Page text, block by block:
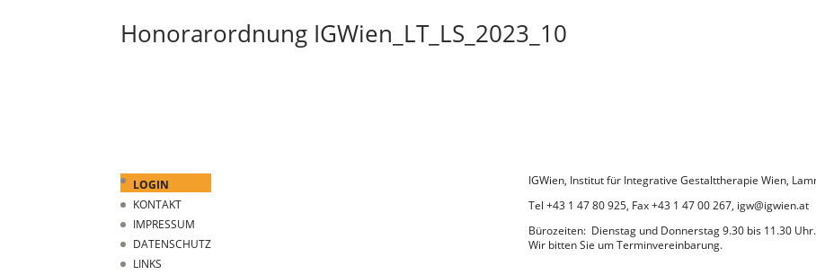
Honorarordnung IGWien_LT_LS_2023_10
LOGIN
KONTAKT
IMPRESSUM
DATENSCHUTZ
LINKS
IGWien, Institut für Integrative Gestalttherapie Wien,
Tel +43 1 47 80 925, Fax +43 1 47 00 267, igw@igwien.at
Bürozeiten: Dienstag und Donnerstag 9.30 bis 11.30 Uhr.
Wir bitten Sie um Terminvereinbarung.